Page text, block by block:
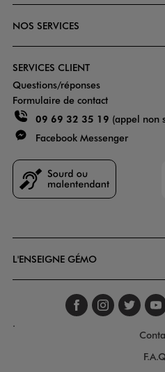
NOS SERVICES
SERVICES CLIENT
Questions/réponses
Formulaire de contact
09 69 32 35 19 (appel non
Facebook Messenger
L'ENSEIGNE GÉMO
Suivez-
.